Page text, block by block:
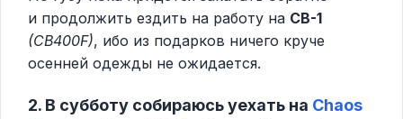
и продолжить ездить на работу на CB-1
(CB400F), ибо из подарков ничего круче
осенней одежды не ожидается.
2. В субботу собираюсь уехать на Chaos